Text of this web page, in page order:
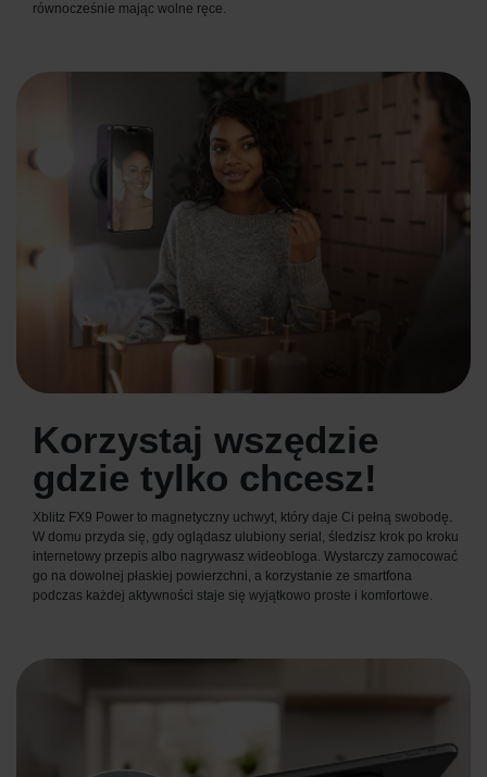
równocześnie mając wolne ręce.
Korzystaj wszędzie
gdzie tylko chcesz!
Xblitz FX9 Power to magnetyczny uchwyt, który daje Ci pełną swobodę.
W domu przyda się, gdy oglądasz ulubiony serial, śledzisz krok po kroku
internetowy przepis albo nagrywasz wideobloga. Wystarczy zamocować
go na dowolnej płaskiej powierzchni, a korzystanie ze smartfona
podczas każdej aktywności staje się wyjątkowo proste i komfortowe.